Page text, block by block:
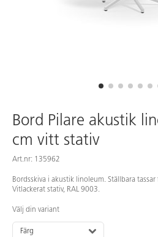
Bord Pilare akustik
cm vitt stativ
Art.nr: 135962
Bordsskiva i akustik linoleum. Ställbara
Vitlackerat stativ, RAL 9003.
Välj din variant
Färg